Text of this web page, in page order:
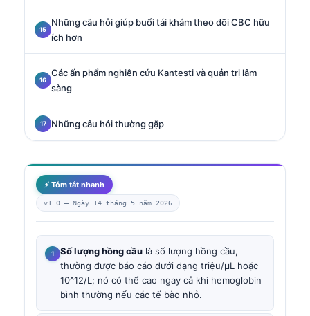
Những câu hỏi giúp buổi tái khám theo dõi CBC hữu
ích hơn
Các ấn phẩm nghiên cứu Kantesti và quản trị lâm
sàng
Những câu hỏi thường gặp
⚡ Tóm tắt nhanh
v1.0 — Ngày 14 tháng 5 năm 2026
Số lượng hồng cầu là số lượng hồng cầu,
thường được báo cáo dưới dạng triệu/µL hoặc
10^12/L; nó có thể cao ngay cả khi hemoglobin
bình thường nếu các tế bào nhỏ.